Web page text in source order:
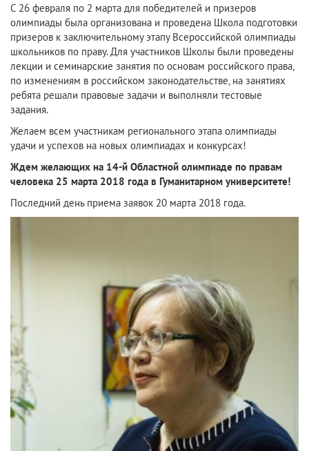
С 26 февраля по 2 марта для победителей и призеров
олимпиады была организована и проведена Школа подготовки
призеров к заключительному этапу Всероссийской олимпиады
школьников по праву. Для участников Школы были проведены
лекции и семинарские занятия по основам российского права,
по изменениям в российском законодательстве, на занятиях
ребята решали правовые задачи и выполняли тестовые
задания.
Желаем всем участникам регионального этапа олимпиады
удачи и успехов на новых олимпиадах и конкурсах!
Ждем желающих на 14-й Областной олимпиаде по правам
человека 25 марта 2018 года в Гуманитарном университете!
Последний день приема заявок 20 марта 2018 года.